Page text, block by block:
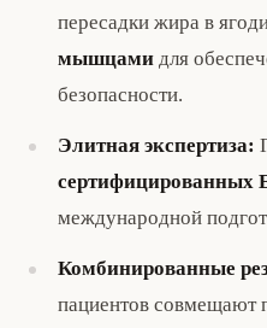
пересадки жира в
мышцами для
безопасности.
Элитная экспертиза:
сертифицированных
международной
Комбинированные
пациентов совмещают